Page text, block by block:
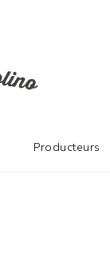
Producteurs